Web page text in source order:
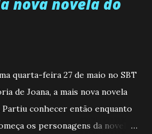
nova novela do
quarta-feira 27 de maio no SBT
de Joana, a mais nova novela
conhecer então enquanto
os personagens da novela?